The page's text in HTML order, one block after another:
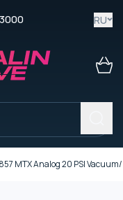
RU
MTX Analog 20 PSI